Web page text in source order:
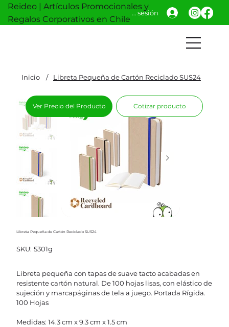
Reideo | Artículos Promocionales y
Regalos Corporativos en Chile
Iniciar sesión
Inicio / Libreta Pequeña de Cartón Reciclado SUS24
Libreta Pequeña de Cartón Reciclado SUS24
SKU: SKU
5301g
5301g
Libreta pequeña con tapas de suave tacto acabadas en
resistente cartón natural. De 100 hojas lisas, con elástico de
sujeción y marcapáginas de tela a juego. Portada Rígida.
100 Hojas
Medidas: 14.3 cm x 9.3 cm x 1.5 cm
Ver Precio del Producto Cotizar producto